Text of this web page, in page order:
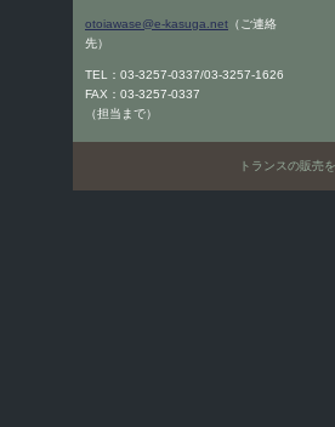
otoiawase@e-kasuga.net （ご連絡
先）
TEL：03-3257-0337/03-3257-1626
FAX：03-3257-0337
（担当まで）
トランスの販売